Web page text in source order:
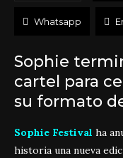
Whatsapp
Sophie
cartel para
su formato
Sophie Festival ha
historia una nueva